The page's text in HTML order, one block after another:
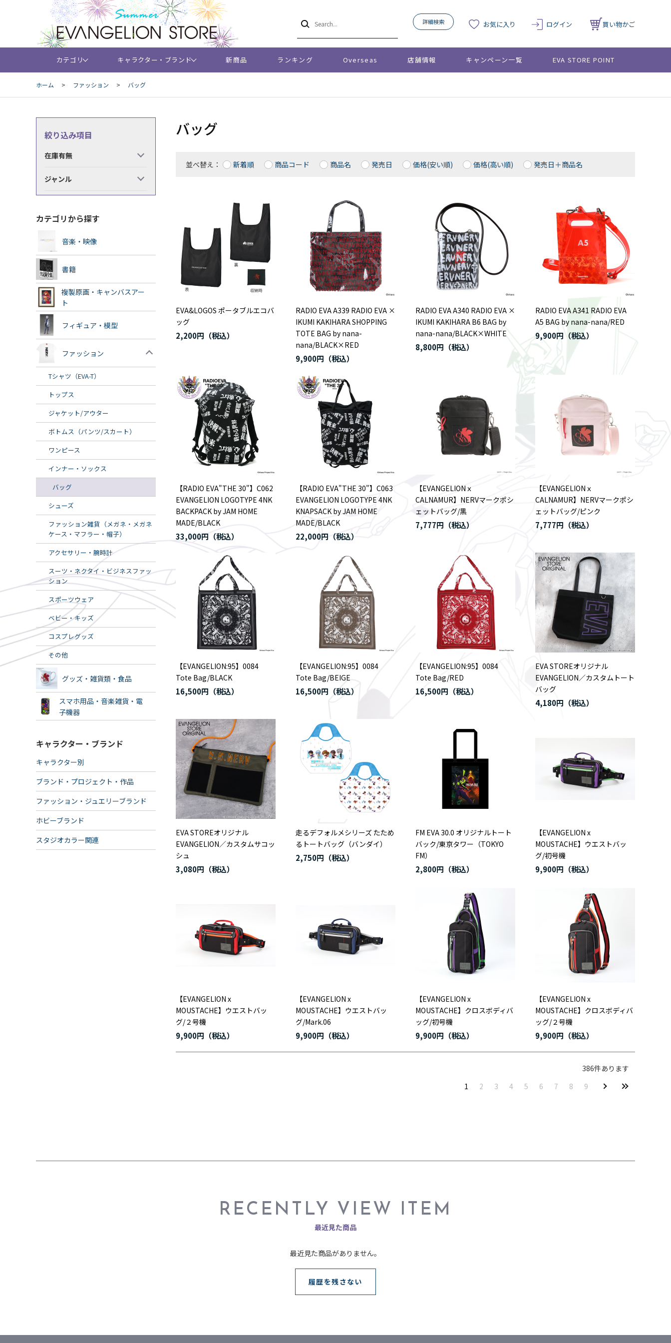
詳細検索 お気に入り ログイン 買い物かご
カテゴリ キャラクター・ブランド 新商品 ランキング Overseas 店舗情報 キャンペーン一覧 EVA STORE POINT
ホーム > ファッション > バッグ
絞り込み項目
在庫有無
ジャンル
カテゴリから探す
音楽・映像
書籍
複製原画・キャンバスアー
ト
フィギュア・模型
ファッション
Tシャツ（EVA-T）
トップス
ジャケット/アウター
ボトムス（パンツ/スカート）
ワンピース
インナー・ソックス
バッグ
シューズ
ファッション雑貨（メガネ・メガネ
ケース・マフラー・帽子）
アクセサリー・腕時計
スーツ・ネクタイ・ビジネスファッ
ション
スポーツウェア
ベビー・キッズ
コスプレグッズ
その他
グッズ・雑貨類・食品
スマホ用品・音楽雑貨・電
子機器
キャラクター・ブランド
キャラクター別
ブランド・プロジェクト・作品
ファッション・ジュエリーブランド
ホビーブランド
スタジオカラー関連
バッグ
並べ替え： 新着順 商品コード 商品名 発売日 価格(安い順) 価格(高い順) 発売日＋商品名
EVA&LOGOS ポータブルエコバ
ッグ
2,200円
RADIO EVA A339 RADIO EVA ×
IKUMI KAKIHARA SHOPPING
TOTE BAG by nana-
nana/BLACK×RED
9,900円
RADIO EVA A340 RADIO EVA ×
IKUMI KAKIHARA B6 BAG by
nana-nana/BLACK×WHITE
8,800円
RADIO EVA A341 RADIO EVA
A5 BAG by nana-nana/RED
9,900円
【RADIO EVA"THE 30"】C062
EVANGELION LOGOTYPE 4NK
BACKPACK by JAM HOME
MADE/BLACK
33,000円
【RADIO EVA"THE 30"】C063
EVANGELION LOGOTYPE 4NK
KNAPSACK by JAM HOME
MADE/BLACK
22,000円
【EVANGELIONｘ
CALNAMUR】NERVマークポシ
ェットバッグ/黒
7,777円
【EVANGELIONｘ
CALNAMUR】NERVマークポシ
ェットバッグ/ピンク
7,777円
【EVANGELION:95】0084
Tote Bag/BLACK
16,500円
【EVANGELION:95】0084
Tote Bag/BEIGE
16,500円
【EVANGELION:95】0084
Tote Bag/RED
16,500円
EVA STOREオリジナル
EVANGELION／カスタムトート
バッグ
4,180円
EVA STOREオリジナル
EVANGELION／カスタムサコッ
シュ
3,080円
走るデフォルメシリーズ たため
るトートバッグ（バンダイ）
2,750円
FM EVA 30.0 オリジナルトート
バック/東京タワー（TOKYO
FM）
2,800円
【EVANGELION x
MOUSTACHE】ウエストバッ
グ/初号機
9,900円
【EVANGELION x
MOUSTACHE】ウエストバッ
グ/２号機
9,900円
【EVANGELION x
MOUSTACHE】ウエストバッ
グ/Mark.06
9,900円
【EVANGELION x
MOUSTACHE】クロスボディバ
ッグ/初号機
9,900円
【EVANGELION x
MOUSTACHE】クロスボディバ
ッグ/２号機
9,900円
386件あります
1
2 3 4 5 6 7 8 9
RECENTLY VIEW ITEM
最近見た商品
最近見た商品がありません。
履歴を残さない